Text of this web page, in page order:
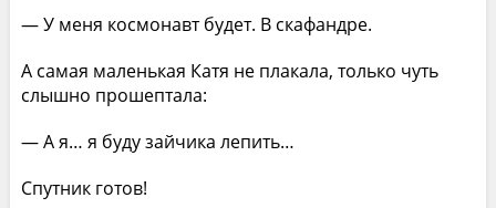
— У меня космонавт будет. В скафандре.
А самая маленькая Катя не плакала, только чуть
слышно прошептала:
— А я… я буду зайчика лепить…
Спутник готов!